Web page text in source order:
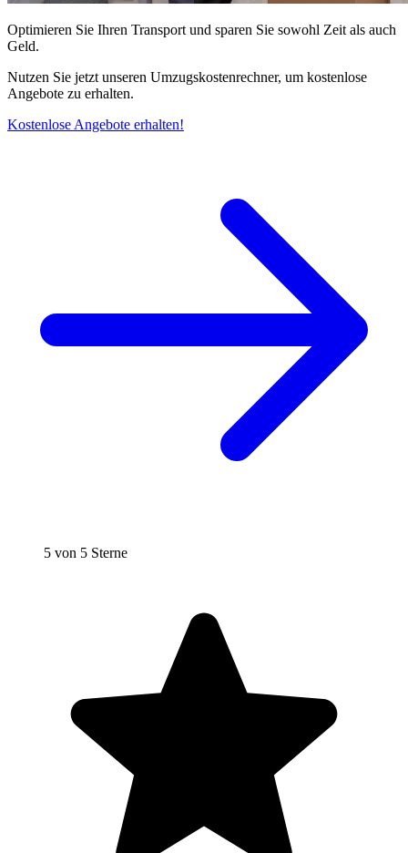
Optimieren Sie Ihren Transport und sparen Sie sowohl Zeit als auch
Geld.
Nutzen Sie jetzt unseren Umzugskostenrechner, um kostenlose
Angebote zu erhalten.
Kostenlose Angebote erhalten!
5 von 5 Sterne